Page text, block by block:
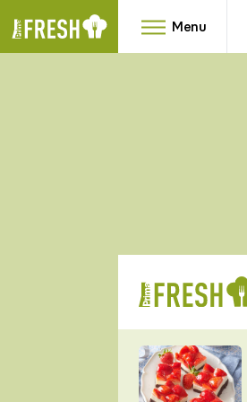
Menu
RYCHLOVKY